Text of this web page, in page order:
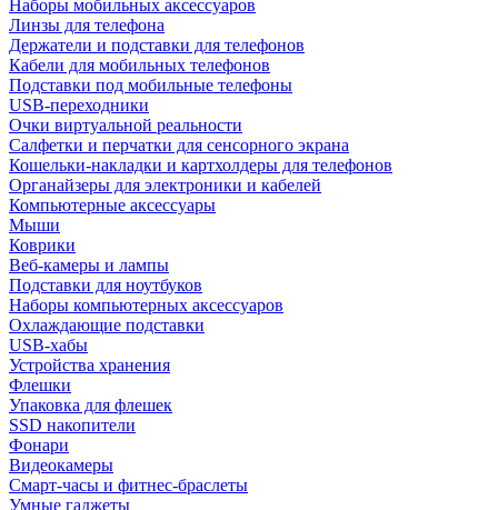
Наборы мобильных аксессуаров
Линзы для телефона
Держатели и подставки для телефонов
Кабели для мобильных телефонов
Подставки под мобильные телефоны
USB-переходники
Очки виртуальной реальности
Салфетки и перчатки для сенсорного экрана
Кошельки-накладки и картхолдеры для телефонов
Органайзеры для электроники и кабелей
Компьютерные аксессуары
Мыши
Коврики
Веб-камеры и лампы
Подставки для ноутбуков
Наборы компьютерных аксессуаров
Охлаждающие подставки
USB-хабы
Устройства хранения
Флешки
Упаковка для флешек
SSD накопители
Фонари
Видеокамеры
Смарт-часы и фитнес-браслеты
Умные гаджеты